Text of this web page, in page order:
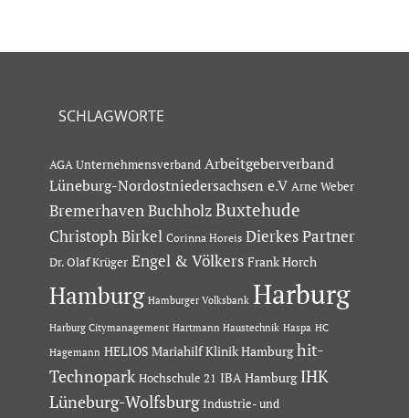
SCHLAGWORTE
AGA Unternehmensverband Arbeitgeberverband
Lüneburg-Nordostniedersachsen e.V Arne Weber
Bremerhaven Buchholz Buxtehude
Christoph Birkel Corinna Horeis Dierkes Partner
Dr. Olaf Krüger Engel & Völkers Frank Horch
Hamburg Hamburger Volksbank Harburg
Harburg Citymanagement Hartmann Haustechnik Haspa HC
Hagemann HELIOS Mariahilf Klinik Hamburg hit-
Technopark Hochschule 21 IBA Hamburg IHK
Lüneburg-Wolfsburg Industrie- und